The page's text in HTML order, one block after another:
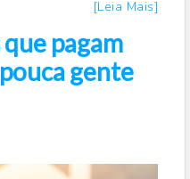
[Leia Mais]
pagam
gente